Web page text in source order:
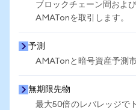
ブロックチェーン間およ
AMATonを取引します。
予測
AMATonと暗号資産予測
無期限先物
最大50倍のレバレッジで